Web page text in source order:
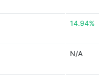
14.94%
N/A